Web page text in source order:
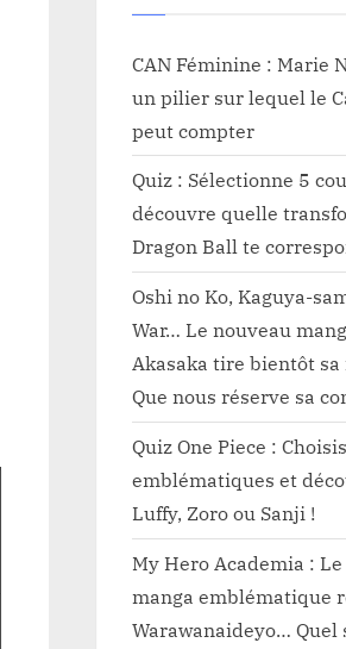
CAN Féminine : Marie
un pilier sur lequel le
peut compter
Quiz : Sélectionne 5
découvre quelle
Dragon Ball te
Oshi no Ko, Kaguya-
War… Le nouveau
Akasaka tire bientôt sa
Que nous réserve sa
Quiz One Piece :
emblématiques et
Luffy, Zoro ou Sanji !
My Hero Academia :
manga emblématique
Warawanaideyo… Quel